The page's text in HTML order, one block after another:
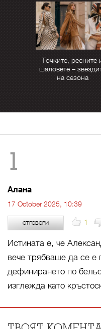
Точките, ресните
шаловете –
на сезона
1
Алана
17 October 2025, 10:39
ОТГОВОРИ 1
Истината е, че
вече трябваше да се е
дефинирането по
изглежда като